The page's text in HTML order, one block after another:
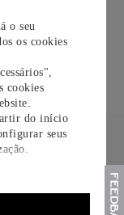
o seu
os cookies
cookies
do início
seus